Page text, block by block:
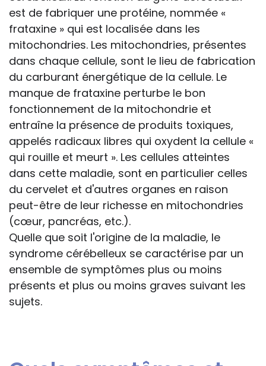
est de fabriquer une protéine, nommée «
frataxine » qui est localisée dans les
mitochondries. Les mitochondries, présentes
dans chaque cellule, sont le lieu de fabrication
du carburant énergétique de la cellule. Le
manque de frataxine perturbe le bon
fonctionnement de la mitochondrie et
entraîne la présence de produits toxiques,
appelés radicaux libres qui oxydent la cellule «
qui rouille et meurt ». Les cellules atteintes
dans cette maladie, sont en particulier celles
du cervelet et d'autres organes en raison
peut-être de leur richesse en mitochondries
(cœur, pancréas, etc.).
Quelle que soit l'origine de la maladie, le
syndrome cérébelleux se caractérise par un
ensemble de symptômes plus ou moins
présents et plus ou moins graves suivant les
sujets.